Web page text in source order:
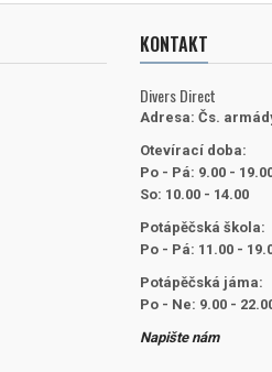
KONTAKT
Divers Direct
Adresa: Čs.
Otevírací doba:
Po - Pá: 9.00 -
So: 10.00 - 14.00
Potápěčská škola:
Po - Pá: 11.00 -
Potápěčská jáma:
Po - Ne: 9.00 -
Napište nám